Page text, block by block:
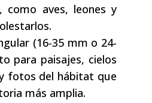
como aves, leones y
(16-35 mm o 24-
para paisajes, cielos
fotos del hábitat que
más amplia.